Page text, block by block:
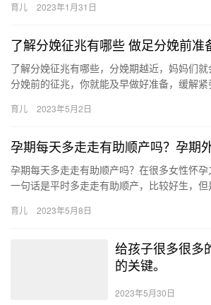
能吃…
育儿 2023年1月31日
了解分娩征兆有哪些 做足分娩前准
了解分娩征兆有哪些，分娩期越近，妈妈们
分娩前的征兆，你就能及早做好准备，缓解
一…
育儿 2023年5月2日
孕期每天多走走有助顺产吗？孕期
孕期每天多走走有助顺产吗？在很多女性怀
一句话是平时多走走有助顺产，比较好生，
每 孕…
育儿 2023年5月8日
给孩子很多很多
的关键。
2023年5月30日